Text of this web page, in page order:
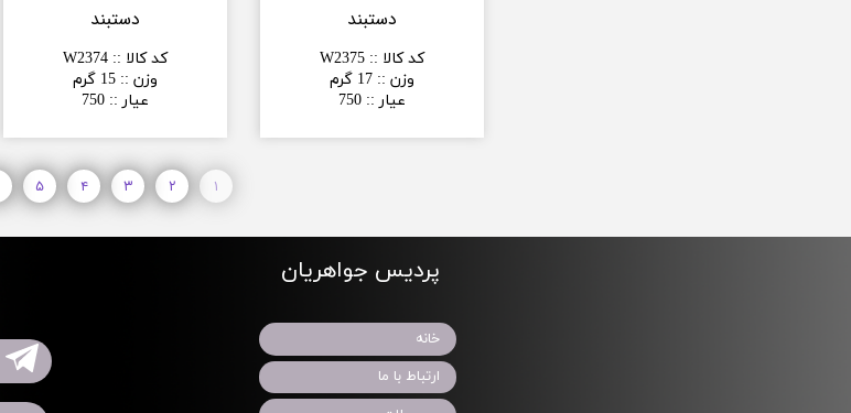
دستبند
کد کالا ::
W2375
وزن ::17 گرم
عیار ::
750
دستبند
کد کالا ::
W2374
وزن ::15 گرم
عیار ::
750
۱ ۲ ۳ ۴ ۵
پردیس جواهریان
خانه
ارتباط با ما